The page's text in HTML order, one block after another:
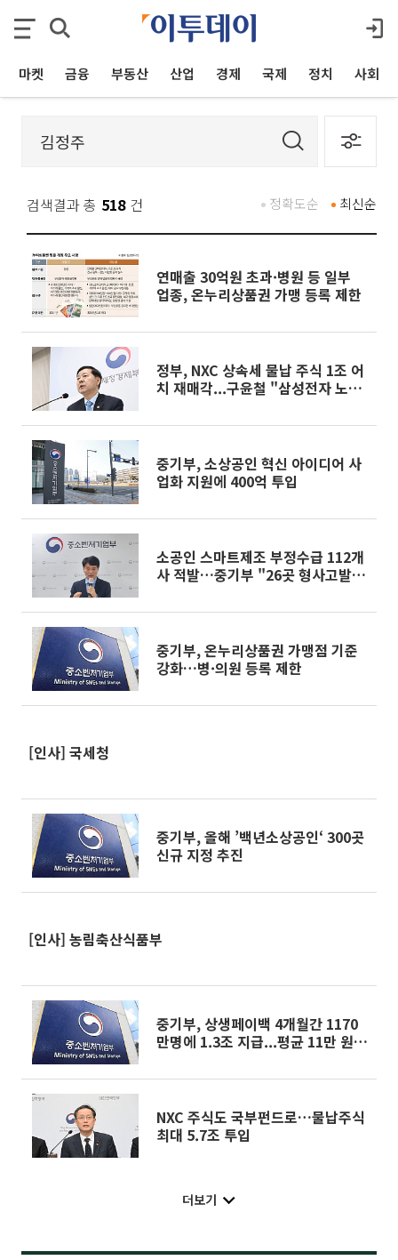
마켓 금융 부동산 산업 경제 국제 정치 사회
검색결과 총 518 건 최신순
정확도순
연매출 30억원 초과·병원 등 일부
업종, 온누리상품권 가맹 등록 제한
정부, NXC 상속세 물납 주식 1조 어
치 재매각...구윤철 "삼성전자 노사,
중기부, 소상공인 혁신 아이디어 사
업화 지원에 400억 투입
소공인 스마트제조 부정수급 112개
사 적발…중기부 "26곳 형사고발·
중기부, 온누리상품권 가맹점 기준
강화…병·의원 등록 제한
[인사] 국세청
중기부, 올해 ’백년소상공인‘ 300곳
신규 지정 추진
[인사] 농림축산식품부
중기부, 상생페이백 4개월간 1170
만명에 1.3조 지급...평균 11만 원
NXC 주식도 국부펀드로…물납주식
최대 5.7조 투입
더보기